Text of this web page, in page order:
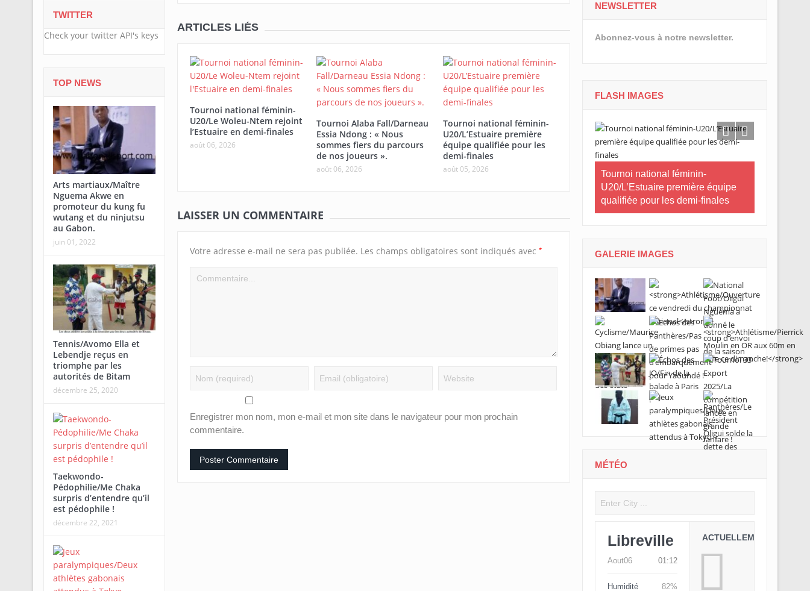
ARTICLES LIÉS
Tournoi national féminin-
U20/Le Woleu-Ntem rejoint
l’Estuaire en demi-finales
août 06, 2026
Tournoi Alaba Fall/Darneau
Essia Ndong : « Nous
sommes fiers du parcours
de nos joueurs ».
août 06, 2026
Tournoi national féminin-
U20/L’Estuaire première
équipe qualifiée pour les
demi-finales
août 05, 2026
LAISSER UN COMMENTAIRE
Votre adresse e-mail ne sera pas publiée. Les champs obligatoires sont indiqués avec *
Enregistrer mon nom, mon e-mail et mon site dans le navigateur pour mon prochain
commentaire.
TWITTER
Check your twitter API's keys
TOP NEWS
Arts martiaux/Maître
Nguema Akwe en
promoteur du kung fu
wutang et du ninjutsu
au Gabon.
juin 01, 2022
Tennis/Avomo Ella et
Lebendje reçus en
triomphe par les
autorités de Bitam
décembre 25, 2020
Taekwondo-
Pédophilie/Me Chaka
surpris d’entendre qu’il
est pédophile !
décembre 22, 2021
NEWSLETTER
Abonnez-vous à notre newsletter.
FLASH IMAGES
Afrobasket U18-Abidjan/Le Gabon
rate sa première sortie face à
Madagascar
Tournoi national féminin-U20/Le
Woleu-Ntem rejoint l’Estuaire en
Tournoi Alaba Fall/Darneau Essia
Tournoi national féminin-
U20/L’Estuaire première équipe
qualifiée pour les demi-finales
GALERIE IMAGES
MÉTÉO
Libreville
Aout06 01:12
Humidité 82%
ACTUELLEMENT